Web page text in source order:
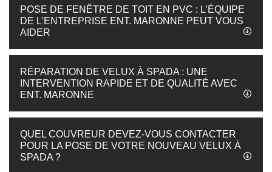
POSE DE FENÊTRE DE TOIT EN PVC : L’ÉQUIPE
DE L’ENTREPRISE ENT. MARONNE PEUT VOUS
AIDER
RÉPARATION DE VELUX À SPADA : UNE
INTERVENTION RAPIDE ET DE QUALITÉ AVEC
ENT. MARONNE
QUEL COUVREUR DEVEZ-VOUS CONTACTER
POUR LA POSE DE VOTRE NOUVEAU VELUX À
SPADA ?